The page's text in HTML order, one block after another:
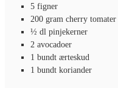
5 figner
200 gram cherry tomater
½ dl pinjekerner
2 avocadoer
1 bundt ærteskud
1 bundt koriander